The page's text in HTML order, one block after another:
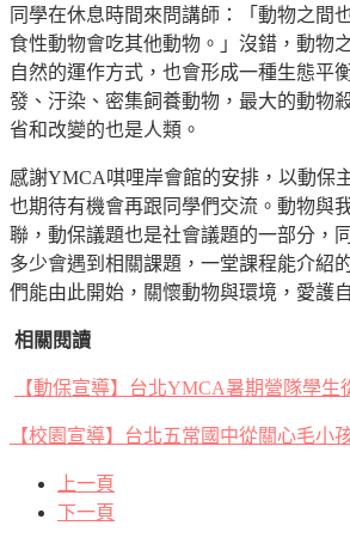
同學在休息時間來問講師：「動物之間
食性動物會吃其他動物。」沒錯，動物
自然的運作方式，也會形成一種生態平
發、汙染、密集飼養動物，最大的動物
省和改變的也是人類。
感謝YMCA唭哩岸會館的安排，以動保
也期待有機會再跟同學們交流。動物與
聯，動保議題也是社會議題的一部分，
多少會遇到相關課題，一堂課程能介紹
們能由此開始，關懷動物與環境，愛護
相關閱讀
【動保宣導】台北YMCA暑期營隊學生
【校園宣導】台北五常國中從關心毛小
上一頁
下一頁